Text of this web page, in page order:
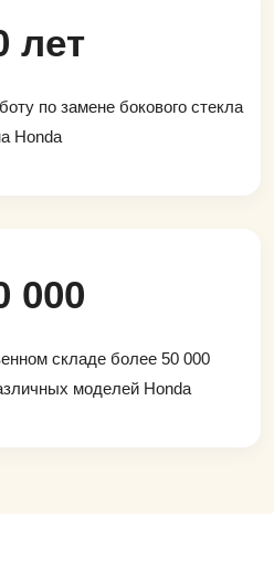
лет
по замене бокового стекла
Honda
000
складе более 50 000
моделей Honda